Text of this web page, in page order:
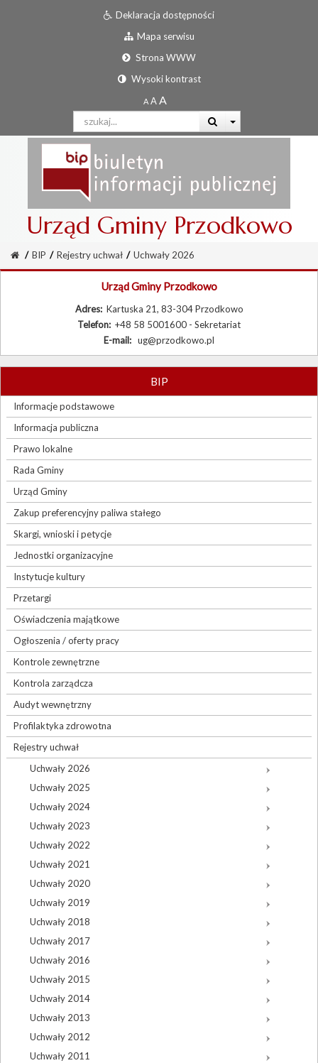
Deklaracja dostępności
Mapa serwisu
Strona WWW
Wysoki kontrast
Urząd Gminy Przodkowo
/ BIP / Rejestry uchwał / Uchwały 2026
Urząd Gminy Przodkowo
Adres: Kartuska 21, 83-304 Przodkowo
Telefon: +48 58 5001600 - Sekretariat
E-mail: ug@przodkowo.pl
BIP
Informacje podstawowe
Informacja publiczna
Prawo lokalne
Rada Gminy
Urząd Gminy
Zakup preferencyjny paliwa stałego
Skargi, wnioski i petycje
Jednostki organizacyjne
Instytucje kultury
Przetargi
Oświadczenia majątkowe
Ogłoszenia / oferty pracy
Kontrole zewnętrzne
Kontrola zarządcza
Audyt wewnętrzny
Profilaktyka zdrowotna
Rejestry uchwał
Uchwały 2026
Uchwały 2025
Uchwały 2024
Uchwały 2023
Uchwały 2022
Uchwały 2021
Uchwały 2020
Uchwały 2019
Uchwały 2018
Uchwały 2017
Uchwały 2016
Uchwały 2015
Uchwały 2014
Uchwały 2013
Uchwały 2012
Uchwały 2011